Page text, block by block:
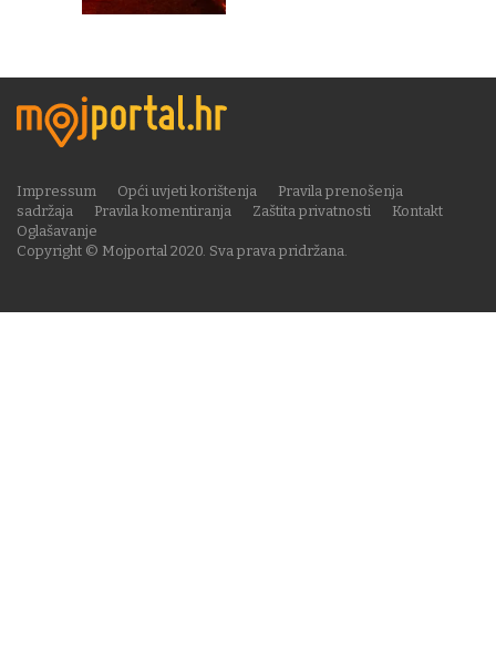
Copyright © Mojportal 2020. Sva prava pridržana.
Impressum Opći uvjeti korištenja
Pravila prenošenja
sadržaja
Pravila komentiranja Zaštita privatnosti
Kontakt
Oglašavanje